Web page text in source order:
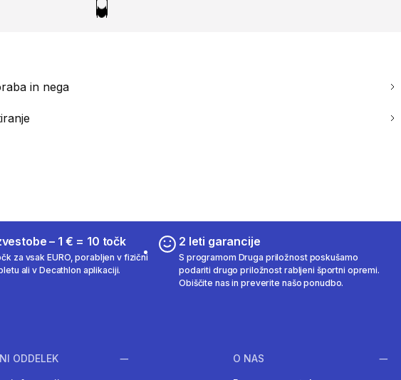
in nega
– 1 € = 10 točk
za vsak EURO, porabljen v fizični
ali v Decathlon aplikaciji.
2 leti garancije
S programom Druga priložnost poskušamo
podariti drugo priložnost rabljeni športni opremi.
Obiščite nas in preverite našo ponudbo.
ODDELEK O NAS